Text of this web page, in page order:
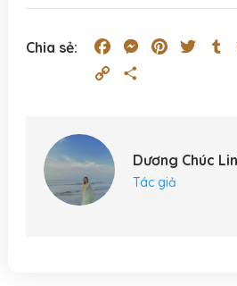
Chia sẻ: FacebookMessenger
Pinterest
Copy
Dương Chúc
Tác giả